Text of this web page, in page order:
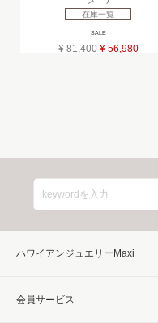
在庫一覧
SALE
¥ 81,400 ¥ 56,980
ハワイアンジュエリーMaxi
会員サービス